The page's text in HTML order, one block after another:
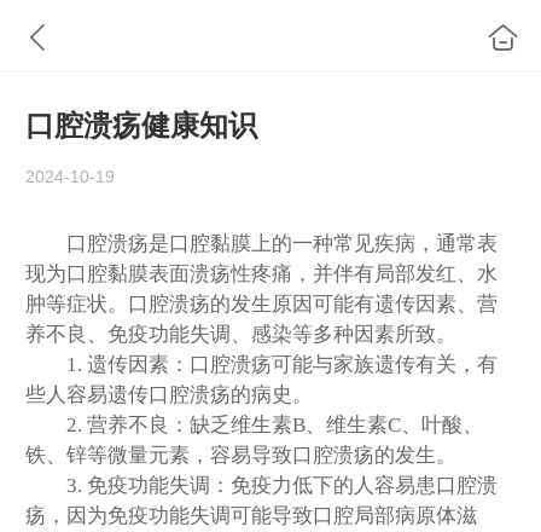
口腔溃疡健康知识
2024-10-19
口腔溃疡是口腔黏膜上的一种常见疾病，通常表
现为口腔黏膜表面溃疡性疼痛，并伴有局部发红、水
肿等症状。口腔溃疡的发生原因可能有遗传因素、营
养不良、免疫功能失调、感染等多种因素所致。
1. 遗传因素：口腔溃疡可能与家族遗传有关，有
些人容易遗传口腔溃疡的病史。
2. 营养不良：缺乏维生素B、维生素C、叶酸、
铁、锌等微量元素，容易导致口腔溃疡的发生。
3. 免疫功能失调：免疫力低下的人容易患口腔溃
疡，因为免疫功能失调可能导致口腔局部病原体滋